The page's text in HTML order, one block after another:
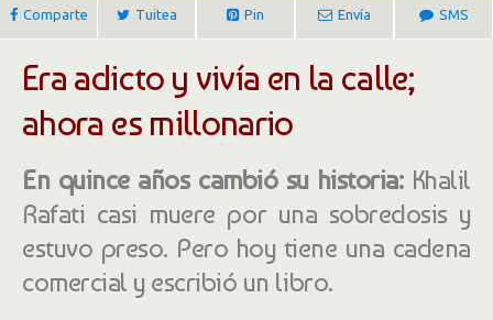
Comparte Tuitea Pin Envía SMS
Era adicto y vivía en la calle;
ahora es millonario
En quince años cambió su historia: Khalil
Rafati casi muere por una sobredosis y
estuvo preso. Pero hoy tiene una cadena
comercial y escribió un libro.